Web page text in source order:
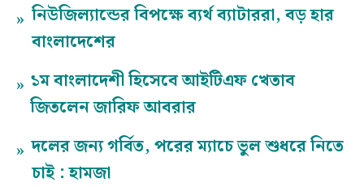
» নিউজিল্যান্ডের বিপক্ষে ব্যর্থ ব্যাটাররা, বড় হার
বাংলাদেশের
» ১ম বাংলাদেশী হিসেবে আইটিএফ খেতাব
জিতলেন জারিফ আবরার
» দলের জন্য গর্বিত, পরের ম্যাচে ভুল শুধরে নিতে
চাই : হামজা